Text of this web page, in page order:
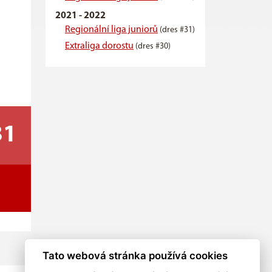
2021 - 2022
Regionální liga juniorů (dres #31)
Extraliga dorostu (dres #30)
Tato webová stránka používá cookies